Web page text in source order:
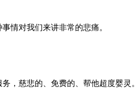
情对我们来讲非常的悲痛。
，慈悲的、免费的、帮他超度婴灵。